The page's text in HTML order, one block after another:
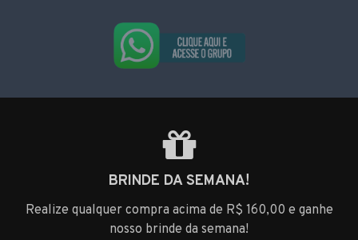
BRINDE DA SEMANA!
Realize qualquer compra acima de R$ 160,00 e ganhe
nosso brinde da semana!